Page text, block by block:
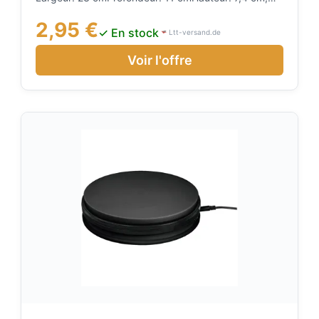
2,95 €✓ En stock Ltt-versand.de
Voir l'offre